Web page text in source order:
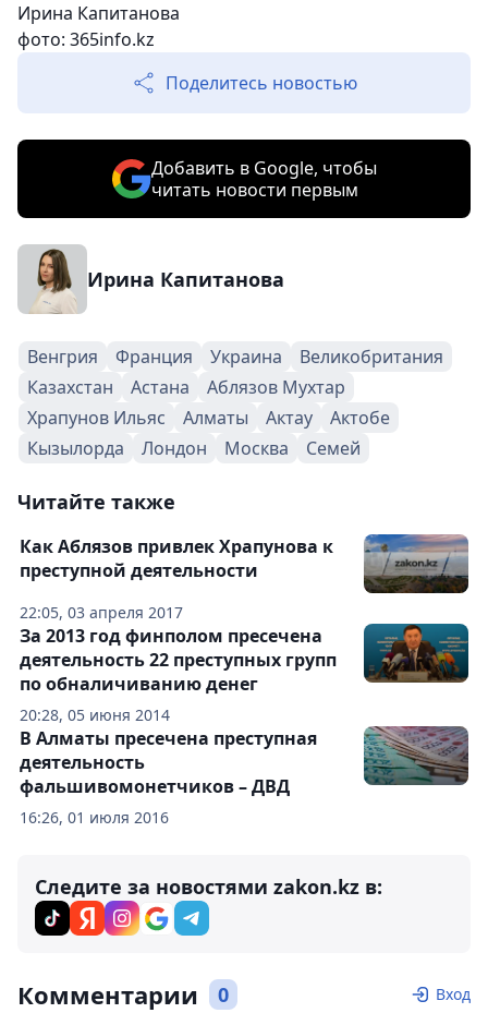
Ирина Капитанова
фото: 365info.kz
Поделитесь новостью
Добавить в Google, чтобы
читать новости первым
Ирина Капитанова
Венгрия Франция Украина
Великобритания
Казахстан
Астана
Аблязов Мухтар
Храпунов Ильяс
Алматы Актау
Актобе
Кызылорда
Лондон Москва Семей
Читайте также
22:05, 03 апреля 2017
Как Аблязов привлек Храпунова к
преступной деятельности
20:28, 05 июня 2014
За 2013 год финполом пресечена
деятельность 22 преступных групп
по обналичиванию денег
16:26, 01 июля 2016
В Алматы пресечена преступная
деятельность
фальшивомонетчиков – ДВД
Следите за новостями zakon.kz в:
Комментарии 0 Вход